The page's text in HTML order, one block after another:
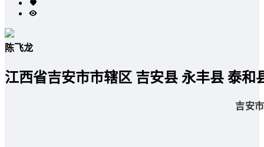
陈飞龙
江西省吉安市市辖区 吉安县 永丰县 泰和
吉安